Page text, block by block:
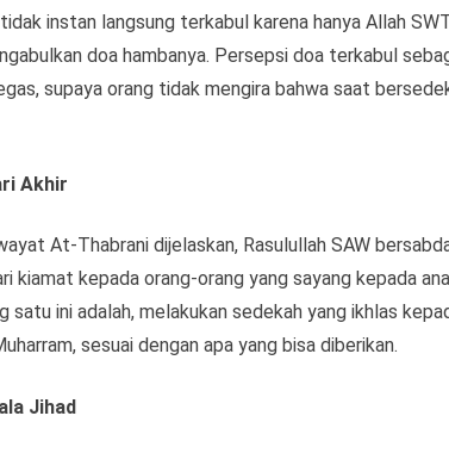
instan langsung terkabul karena hanya Allah
doa hambanya. Persepsi doa terkabul
supaya orang tidak mengira bahwa saat
Akhir
At-Thabrani dijelaskan, Rasulullah SAW
kiamat kepada orang-orang yang sayang kepada
satu ini adalah, melakukan sedekah yang ikhlas
sesuai dengan apa yang bisa diberikan.
Jihad